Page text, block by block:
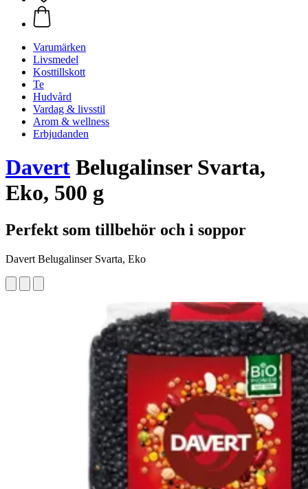
Varumärken
Livsmedel
Kosttillskott
Te
Hudvård
Vardag & livsstil
Arom & wellness
Erbjudanden
Davert Belugalinser Svarta,
Eko, 500 g
Perfekt som tillbehör och i soppor
Davert Belugalinser Svarta, Eko